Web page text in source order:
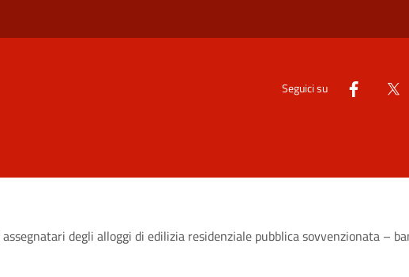
Seguici su
degli alloggi di edilizia residenziale pubblica sovvenzionata –